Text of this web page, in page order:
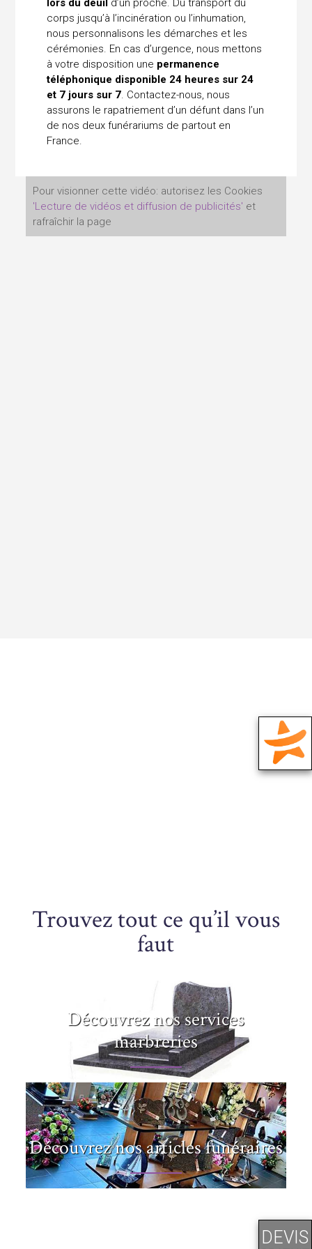
lors du deuil d’un proche. Du transport du
corps jusqu’à l’incinération ou l’inhumation,
nous personnalisons les démarches et les
cérémonies. En cas d’urgence, nous mettons
à votre disposition une permanence
téléphonique disponible 24 heures sur 24
et 7 jours sur 7. Contactez-nous, nous
assurons le rapatriement d’un défunt dans l’un
de nos deux funérariums de partout en
France.
Pour visionner cette vidéo: autorisez les Cookies
'Lecture de vidéos et diffusion de publicités' et
rafraîchir la page
Trouvez tout ce qu’il vous
faut
Découvrez nos services
marbreries
Découvrez nos articles funéraires
DEVIS